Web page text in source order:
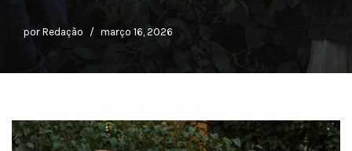
por Redação março 16, 2026